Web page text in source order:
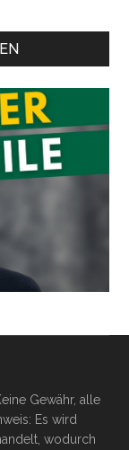
Gewähr, alle
Es wird
wodurch